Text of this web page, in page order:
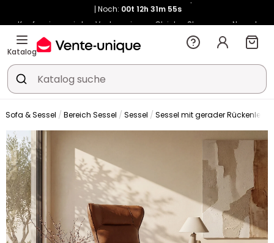
Kauf-unique wird zu Vente-unique - Gleicher Shop, neuer Name!
-10% ab 400€ mitHEAT10auf Vente-unique-Produkte
Noch:
Katalog
Sofa & Sessel Bereich Sessel Sessel Sessel mit gerader Rückenlehne